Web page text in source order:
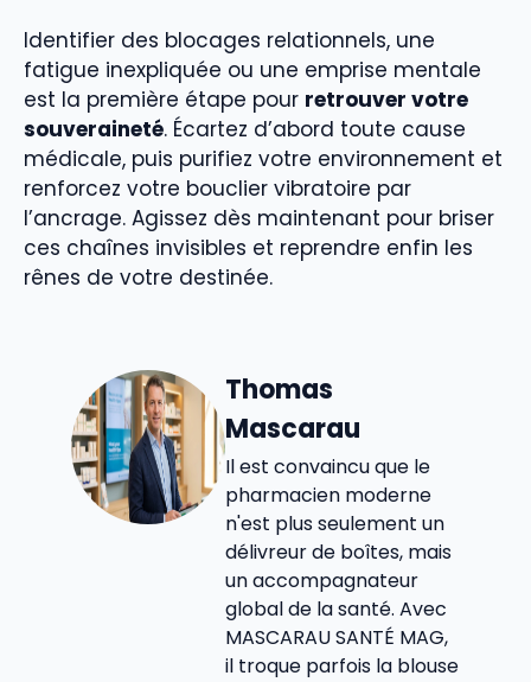
Identifier des blocages relationnels, une
fatigue inexpliquée ou une emprise mentale
est la première étape pour retrouver votre
souveraineté. Écartez d’abord toute cause
médicale, puis purifiez votre environnement et
renforcez votre bouclier vibratoire par
l’ancrage. Agissez dès maintenant pour briser
ces chaînes invisibles et reprendre enfin les
rênes de votre destinée.
Thomas
Mascarau
Il est convaincu que le
pharmacien moderne
n'est plus seulement un
délivreur de boîtes, mais
un accompagnateur
global de la santé. Avec
MASCARAU SANTÉ MAG,
il troque parfois la blouse